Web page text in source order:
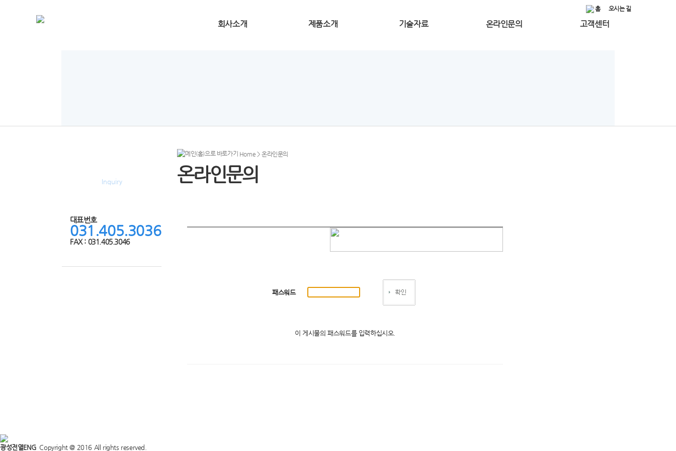
홈 오시는 길
회사소개 제품소개 기술자료 온라인문의 고객센터
Inquiry
대표번호
031.405.3036
FAX : 031.405.3046
Home > 온라인문의
온라인문의
패스워드
이 게시물의 패스워드를 입력하십시오.
광성전열ENGCopyright @ 2016 All rights reserved.